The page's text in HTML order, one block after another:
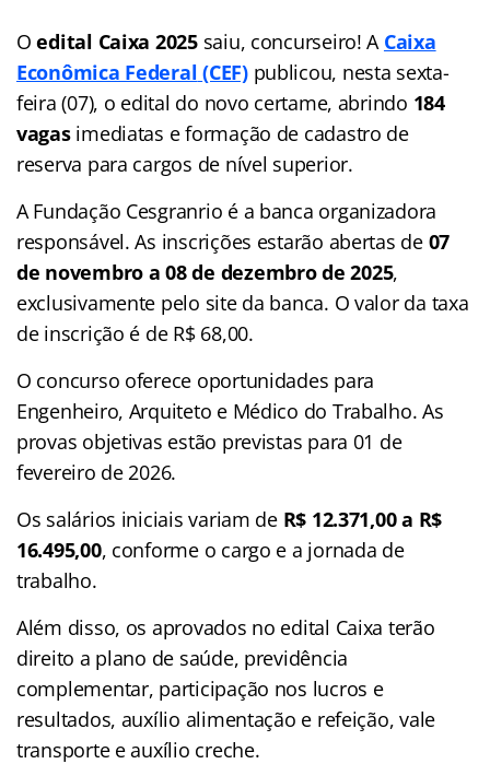
Oedital Caixa 2025saiu, concurseiro! A Caixa
Econômica Federal (CEF) publicou, nesta sexta-
feira (07), o edital do novo certame, abrindo 184
vagasimediatas e formação de cadastro de
reserva para cargos de nível superior.
A Fundação Cesgranrio é a banca organizadora
responsável. As inscrições estarão abertas de 07
de novembro a 08 de dezembro de 2025,
exclusivamente pelo site da banca. O valor da taxa
de inscrição é de R$ 68,00.
O concurso oferece oportunidades para
Engenheiro, Arquiteto e Médico do Trabalho. As
provas objetivas estão previstas para 01 de
fevereiro de 2026.
Os salários iniciais variam de R$ 12.371,00 a R$
16.495,00, conforme o cargo e a jornada de
trabalho.
Além disso, os aprovados no edital Caixa terão
direito a plano de saúde, previdência
complementar, participação nos lucros e
resultados, auxílio alimentação e refeição, vale
transporte e auxílio creche.